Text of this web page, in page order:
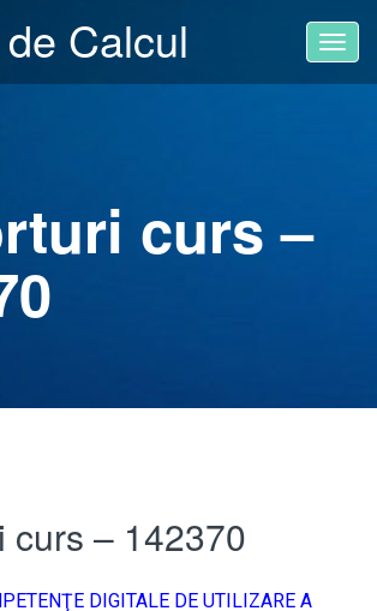
Calcul
curs –
curs – 142370
DIGITALE DE UTILIZARE A